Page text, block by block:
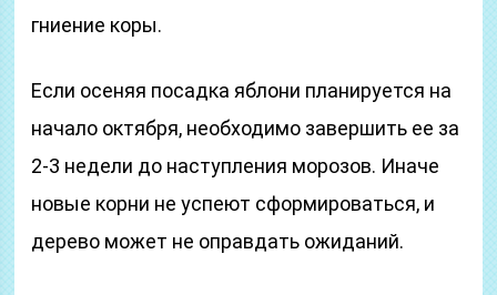
гниение коры.
Если осеняя посадка яблони планируется на
начало октября, необходимо завершить ее за
2-3 недели до наступления морозов. Иначе
новые корни не успеют сформироваться, и
дерево может не оправдать ожиданий.